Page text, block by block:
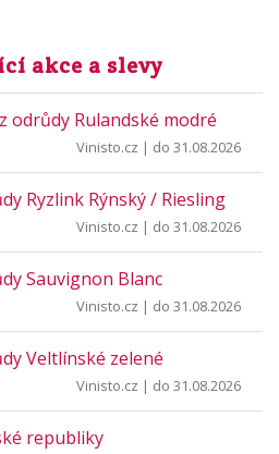
akce a slevy
odrůdy Rulandské modré
Vinisto.cz | do 31.08.2026
Ryzlink Rýnský / Riesling
Vinisto.cz | do 31.08.2026
Sauvignon Blanc
Vinisto.cz | do 31.08.2026
Veltlínské zelené
Vinisto.cz | do 31.08.2026
republiky